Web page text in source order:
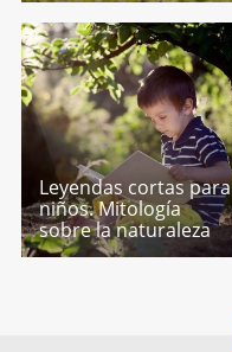
Leyendas cortas para
niños. Mitología
sobre la naturaleza